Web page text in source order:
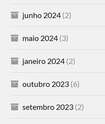
junho 2024 (2)
maio 2024 (3)
janeiro 2024 (2)
outubro 2023 (6)
setembro 2023 (2)